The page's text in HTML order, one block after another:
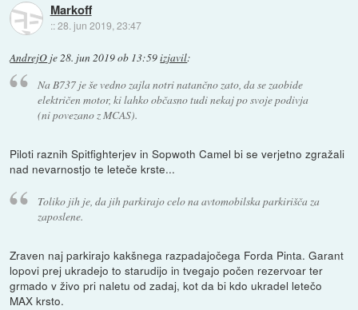
Markoff
::28. jun 2019, 23:47
AndrejO je28. jun 2019 ob 13:59izjavil:
Na B737 je še vedno zajla notri natančno zato, da se zaobide
električen motor, ki lahko občasno tudi nekaj po svoje podivja
(ni povezano z MCAS).
Piloti raznih Spitfighterjev in Sopwoth Camel bi se verjetno zgražali
nad nevarnostjo te leteče krste...
Toliko jih je, da jih parkirajo celo na avtomobilska parkirišča za
zaposlene.
Zraven naj parkirajo kakšnega razpadajočega Forda Pinta. Garant
lopovi prej ukradejo to starudijo in tvegajo počen rezervoar ter
grmado v živo pri naletu od zadaj, kot da bi kdo ukradel letečo
MAX krsto.